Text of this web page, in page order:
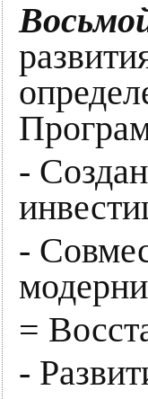
-
-
=
-